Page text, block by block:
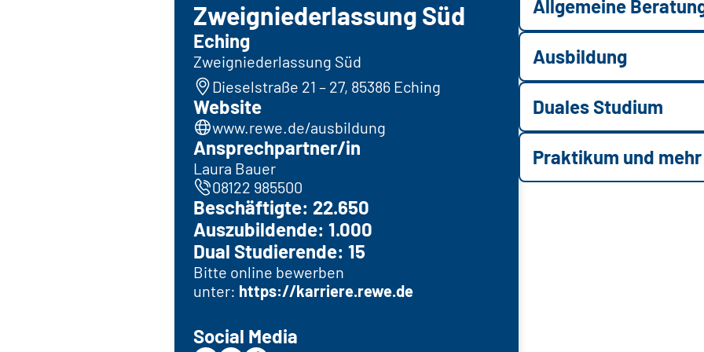
Zweigniederlassung Süd
Eching
Zweigniederlassung Süd
Dieselstraße 21 – 27, 85386 Eching
Website
www.rewe.de/ausbildung
Ansprechpartner/in
Laura Bauer
08122 985500
Beschäftigte: 22.650
Auszubildende: 1.000
Dual Studierende: 15
Bitte online bewerben
unter: https://karriere.rewe.de
Social Media
Allgemeine
Ausbildung
Duales Studium
Praktikum und mehr